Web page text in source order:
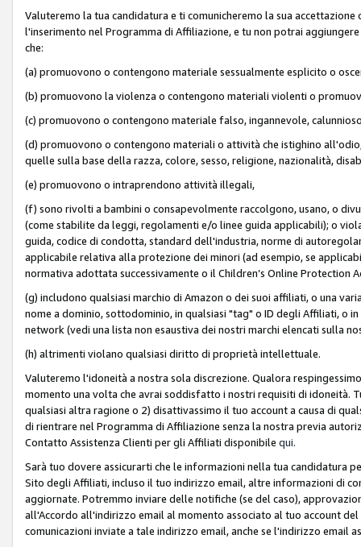
Valuteremo la tua candidatura e ti comunicheremo la sua
l'inserimento nel Programma di Affiliazione, e tu non potrai
che:
(a) promuovono o contengono materiale sessualmente esplicito o
(b) promuovono la violenza o contengono materiali violenti o
(c) promuovono o contengono materiale falso, ingannevole,
(d) promuovono o contengono materiali o attività che istighino
quelle sulla base della razza, colore, sesso, religione, nazionalità,
(e) promuovono o intraprendono attività illegali,
(f) sono rivolti a bambini o consapevolmente raccolgono, usano, o
(come stabilite da leggi, regolamenti e/o linee guida applicabili); o
guida, codice di condotta, standard dell'industria, norme di
applicabile relativa alla protezione dei minori (ad esempio, se
normativa adottata successivamente o il Children’s Online Protection
(g) includono qualsiasi marchio di Amazon o dei suoi affiliati, o una
nome a dominio, sottodominio, in qualsiasi "tag" o ID degli Affiliati, o
network (vedi una lista non esaustiva dei nostri marchi elencati sulla
(h) altrimenti violano qualsiasi diritto di proprietà intellettuale.
Valuteremo l'idoneità a nostra sola discrezione. Qualora
momento una volta che avrai soddisfatto i nostri requisiti di idoneità.
qualsiasi altra ragione o 2) disattivassimo il tuo account a causa di
di rientrare nel Programma di Affiliazione senza la nostra previa
Contatto Assistenza Clienti per gli Affiliati disponibile qui.
Sarà tuo dovere assicurarti che le informazioni nella tua candidatura
Sito degli Affiliati, incluso il tuo indirizzo email, altre informazioni di
aggiornate. Potremmo inviare delle notifiche (se del caso),
all'Accordo all'indirizzo email al momento associato al tuo account
comunicazioni inviate a tale indirizzo email, anche se l'indirizzo email